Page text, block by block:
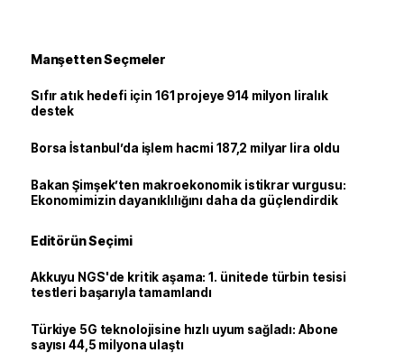
Manşetten Seçmeler
Sıfır atık hedefi için 161 projeye 914 milyon liralık
destek
Borsa İstanbul’da işlem hacmi 187,2 milyar lira oldu
Bakan Şimşek’ten makroekonomik istikrar vurgusu:
Ekonomimizin dayanıklılığını daha da güçlendirdik
Editörün Seçimi
Akkuyu NGS'de kritik aşama: 1. ünitede türbin tesisi
testleri başarıyla tamamlandı
Türkiye 5G teknolojisine hızlı uyum sağladı: Abone
sayısı 44,5 milyona ulaştı